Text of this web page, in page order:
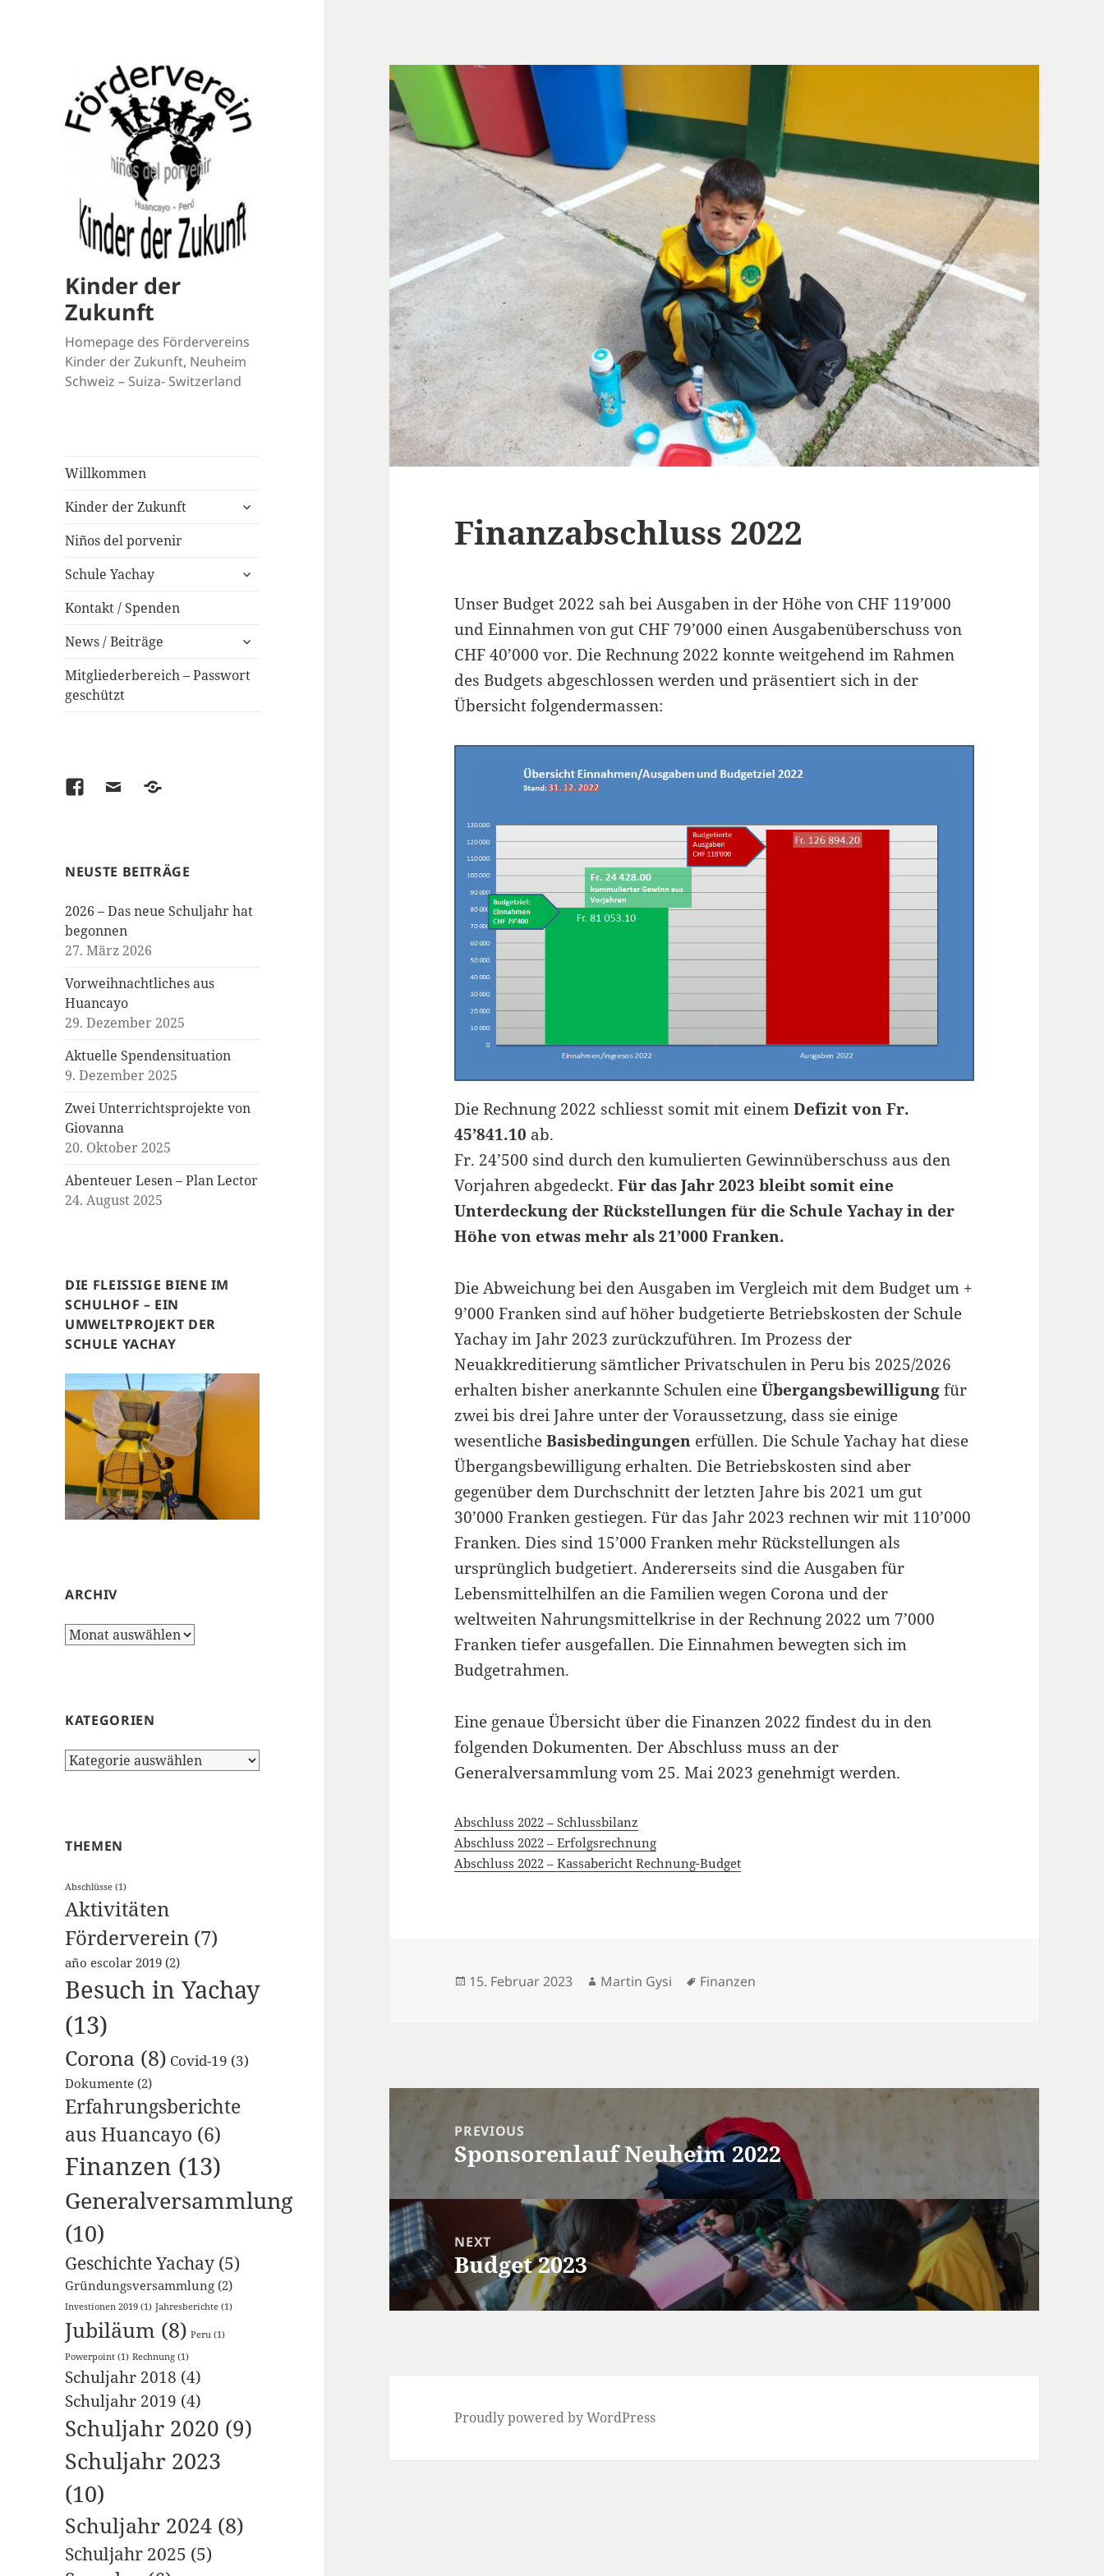
Kinder der
Zukunft
Homepage des Fördervereins
Kinder der Zukunft, Neuheim
Schweiz – Suiza- Switzerland
Willkommen
Kinder der Zukunft
expand
Niños del porvenir
Schule Yachay
expand
Kontakt / Spenden
News / Beiträge
expand
menu
Mitgliederbereich – Passwort
geschützt
FacebookEmailKontakt
NEUSTE BEITRÄGE
2026 – Das neue Schuljahr hat
begonnen
27. März 2026
Vorweihnachtliches aus
Huancayo
29. Dezember 2025
Aktuelle Spendensituation
9. Dezember 2025
Zwei Unterrichtsprojekte von
Giovanna
20. Oktober 2025
Abenteuer Lesen – Plan Lector
24. August 2025
DIE FLEISSIGE BIENE IM
SCHULHOF – EIN
UMWELTPROJEKT DER
SCHULE YACHAY
ARCHIV
Archiv
KATEGORIEN
Kategorien
THEMEN
Abschlüsse (1)
Aktivitäten
Förderverein (7)
año escolar 2019 (2)
Besuch in Yachay
(13)
Corona (8) Covid-19 (3)
Dokumente (2)
Erfahrungsberichte
aus Huancayo (6)
Finanzen (13)
Generalversammlung
(10)
Geschichte Yachay (5)
Gründungsversammlung (2)
Investionen 2019 (1) Jahresberichte (1)
Jubiläum (8) Peru (1)
Powerpoint (1) Rechnung (1)
Schuljahr 2018 (4)
Schuljahr 2019 (4)
Schuljahr 2020 (9)
Schuljahr 2023
(10)
Schuljahr 2024 (8)
Schuljahr 2025 (5)
Finanzabschluss 2022
Unser Budget 2022 sah bei Ausgaben in der Höhe von CHF 119’000
und Einnahmen von gut CHF 79’000 einen Ausgabenüberschuss von
CHF 40’000 vor. Die Rechnung 2022 konnte weitgehend im Rahmen
des Budgets abgeschlossen werden und präsentiert sich in der
Übersicht folgendermassen:
Die Rechnung 2022 schliesst somit mit einemDefizit von Fr.
45’841.10 ab.
Fr. 24’500 sind durch den kumulierten Gewinnüberschuss aus den
Vorjahren abgedeckt.Für das Jahr 2023 bleibt somit eine
Unterdeckung der Rückstellungen für die Schule Yachay in der
Höhe von etwas mehr als 21’000 Franken.
Die Abweichung bei den Ausgaben im Vergleich mit dem Budget um +
9’000 Franken sind auf höher budgetierte Betriebskosten der Schule
Yachay im Jahr 2023 zurückzuführen. Im Prozess der
Neuakkreditierung sämtlicher Privatschulen in Peru bis 2025/2026
erhalten bisher anerkannte Schulen eineÜbergangsbewilligungfür
zwei bis drei Jahre unter der Voraussetzung, dass sie einige
wesentlicheBasisbedingungen erfüllen. Die Schule Yachay hat diese
Übergangsbewilligung erhalten. Die Betriebskosten sind aber
gegenüber dem Durchschnitt der letzten Jahre bis 2021 um gut
30’000 Franken gestiegen. Für das Jahr 2023 rechnen wir mit 110’000
Franken. Dies sind 15’000 Franken mehr Rückstellungen als
ursprünglich budgetiert. Andererseits sind die Ausgaben für
Lebensmittelhilfen an die Familien wegen Corona und der
weltweiten Nahrungsmittelkrise in der Rechnung 2022 um 7’000
Franken tiefer ausgefallen. Die Einnahmen bewegten sich im
Budgetrahmen.
Eine genaue Übersicht über die Finanzen 2022 findest du in den
folgenden Dokumenten. Der Abschluss muss an der
Generalversammlung vom 25. Mai 2023 genehmigt werden.
Abschluss 2022 – Schlussbilanz
Abschluss 2022 – Erfolgsrechnung
Abschluss 2022 – Kassabericht Rechnung-Budget
Posted
15. Februar 2023 Author
Martin Gysi Tags
Finanzen
NavigationPREVIOUS
Previous
Sponsorenlauf Neuheim 2022
NEXT
Next
post:
Budget 2023
Proudly powered by WordPress